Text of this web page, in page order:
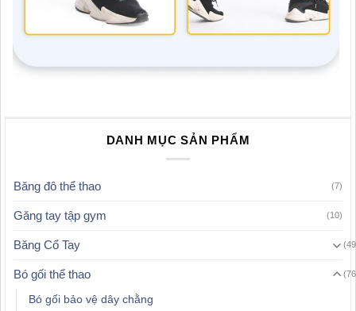
DANH MỤC SẢN PHẨM
Băng đô thể thao (7)
Găng tay tập gym (10)
Băng Cổ Tay
Bó gối thể thao
Bó gối bảo vệ dây chằng